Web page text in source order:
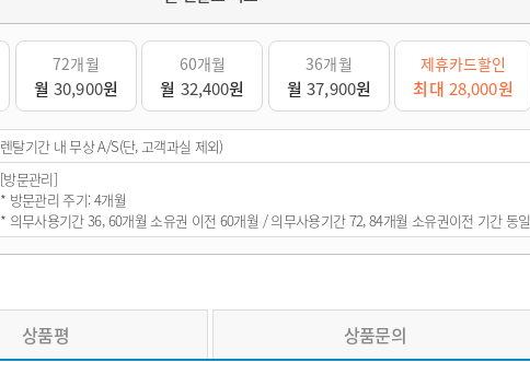
72개월
월30,900원
60개월
월 32,400원
36개월
월37,900원
제휴카드할인
최대 28,000원
렌탈기간 내 무상 A/S(단, 고객과실 제외)
[방문관리]
* 방문관리 주기: 4개월
* 의무사용기간 36, 60개월 소유권 이전 60개월 / 의무사용기간 72, 84개월 소유권이전 기간 동일
상품평 상품문의